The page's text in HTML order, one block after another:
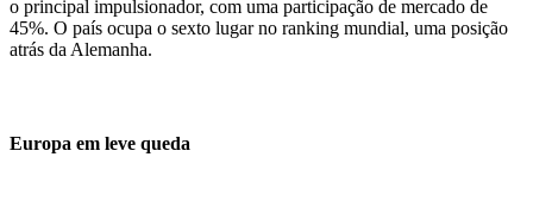
o principal impulsionador, com uma participação de mercado de
45%. O país ocupa o sexto lugar no ranking mundial, uma posição
atrás da Alemanha.
Europa em leve queda